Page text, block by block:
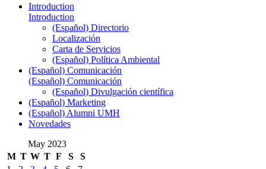
Introduction
Introduction
(Español) Directorio
Localización
Carta de Servicios
(Español) Política Ambiental
(Español) Comunicación
(Español) Comunicación
(Español) Divulgación científica
(Español) Marketing
(Español) Alumni UMH
Novedades
May 2023
M T W T F S
S